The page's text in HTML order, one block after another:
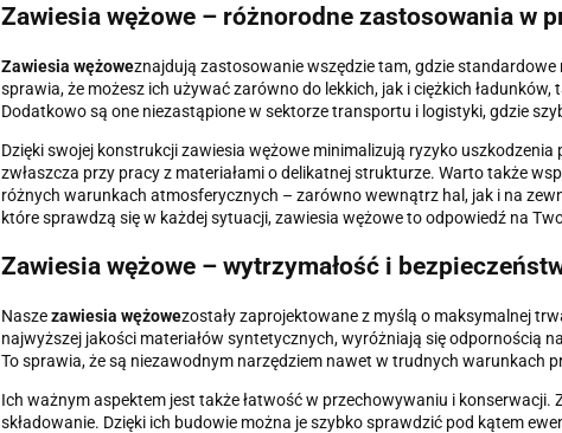
Zawiesia wężowe – różnorodne zastosowania w
Zawiesia wężoweznajdują zastosowanie wszędzie tam, gdzie
sprawia, że możesz ich używać zarówno do lekkich, jak i ciężkich
Dodatkowo są one niezastąpione w sektorze transportu i logistyki, gdzie
Dzięki swojej konstrukcji zawiesia wężowe minimalizują ryzyko
zwłaszcza przy pracy z materiałami o delikatnej strukturze. Warto także
różnych warunkach atmosferycznych – zarówno wewnątrz hal, jak i na
które sprawdzą się w każdej sytuacji, zawiesia wężowe to odpowiedź na
Zawiesia wężowe – wytrzymałość i
Naszezawiesia wężowezostały zaprojektowane z myślą o maksymalnej
najwyższej jakości materiałów syntetycznych, wyróżniają się odpornością
To sprawia, że są niezawodnym narzędziem nawet w trudnych warunkach
Ich ważnym aspektem jest także łatwość w przechowywaniu i konserwacji.
składowanie. Dzięki ich budowie można je szybko sprawdzić pod kątem